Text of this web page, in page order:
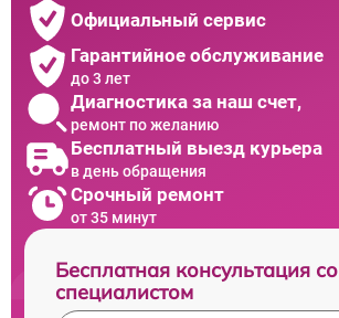
Официальный сервис
Гарантийное обслуживание
до 3 лет
Диагностика за наш счет,
ремонт по желанию
Бесплатный выезд курьера
в день обращения
Срочный ремонт
от 35 минут
Бесплатная консультация со
специалистом